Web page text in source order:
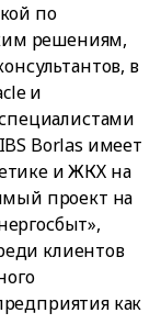
по
решениям,
в
и
Borlas имеет
и ЖКХ на
проект на
клиентов
как